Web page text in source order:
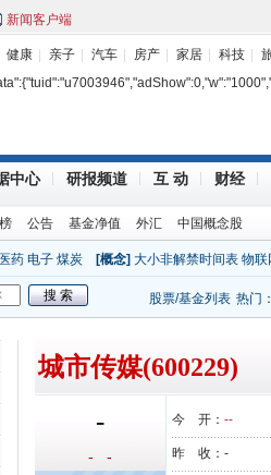
新闻客户端
健康 亲子 汽车 房产 家居 科技
中心 研报频道 互 动 财经
公告 基金净值 外汇 中国概念股
医药 电子 煤炭 [概念] 大小非解禁时间表 物联
股票/基金列表 热门
城市传媒(600229)
-
- -
今 开： --
昨 收： -